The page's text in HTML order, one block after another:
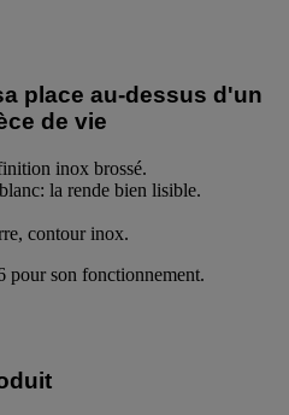
place au-dessus d'un
de vie
inox brossé.
la rende bien lisible.
contour inox.
pour son fonctionnement.